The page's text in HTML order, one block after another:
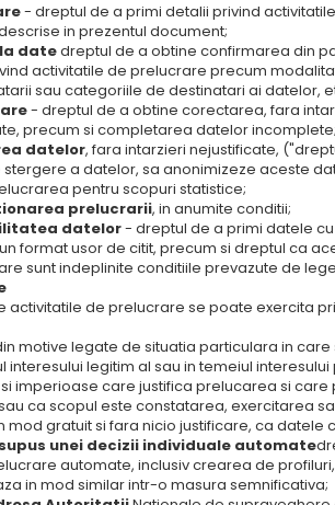
- dreptul de a primi detalii privind
in prezentul document;
datedreptul de a obtine confirmarea din
activitatile de prelucrare precum
sau categoriile de destinatari ai datelor,
- dreptul de a obtine corectarea, fara
precum si completarea datelor incomplete;
datelor, fara intarzieri nejustificate,
stergere a datelor, sa anonimizeze aceste
pentru scopuri statistice;
prelucrarii, in anumite conditii;
datelor- dreptul de a primi datele
format usor de citit, precum si dreptul ca
sunt indeplinite conditiile prevazute de
activitatile de prelucrare se poate exercita
motive legate de situatia particulara in
interesului legitim al sau in temeiul
imperioase care justifica prelucarea si
ca scopul este constatarea, exercitarea
mod gratuit si fara nicio justificare, ca
unei decizii individuale automate
automate, inclusiv crearea de
in mod similar intr-o masura semnificativa;